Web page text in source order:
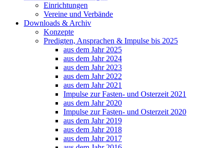
Einrichtungen
Vereine und Verbände
Downloads & Archiv
Konzepte
Predigten, Ansprachen & Impulse bis 2025
aus dem Jahr 2025
aus dem Jahr 2024
aus dem Jahr 2023
aus dem Jahr 2022
aus dem Jahr 2021
Impulse zur Fasten- und Osterzeit 2021
aus dem Jahr 2020
Impulse zur Fasten- und Osterzeit 2020
aus dem Jahr 2019
aus dem Jahr 2018
aus dem Jahr 2017